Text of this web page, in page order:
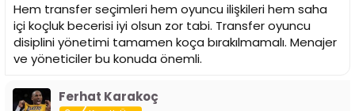
Hem transfer seçimleri hem oyuncu ilişkileri hem saha
içi koçluk becerisi iyi olsun zor tabi. Transfer oyuncu
disiplini yönetimi tamamen koça bırakılmamalı. Menajer
ve yöneticiler bu konuda önemli.
Ferhat Karakoç